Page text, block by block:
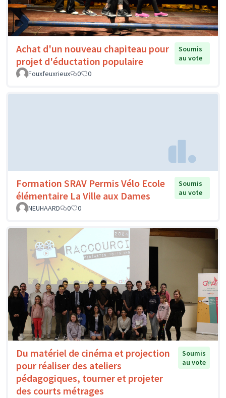
Achat d'un nouveau chapiteau pour
projet d'éductation populaire
Soumis
au vote
Fouxfeuxrieux
0 0
Formation SRAV Permis Vélo Ecole
élémentaire La Ville aux Dames
Soumis
au vote
NEUHAARD
0 0
Du matériel de cinéma et projection
pour réaliser des ateliers
pédagogiques, tourner et projeter
des courts métrages
Soumis
au vote